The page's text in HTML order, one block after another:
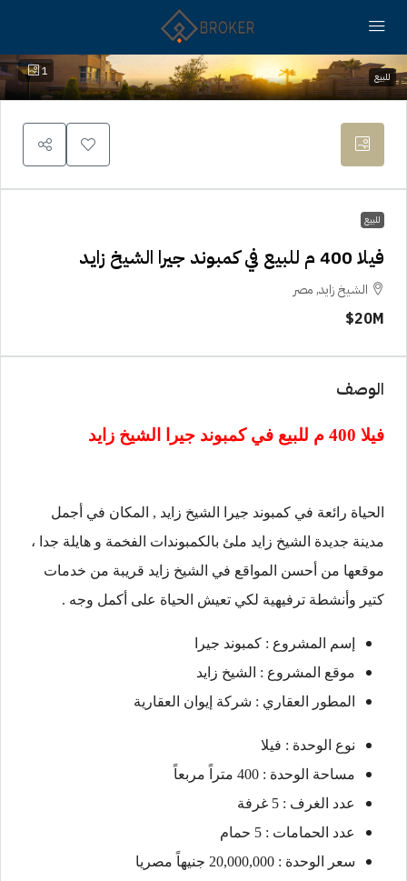
1 للبيع
للبيع
فيلا 400 م للبيع في كمبوند جيرا الشيخ زايد
الشيخ زايد, مصر
20M$
الوصف
فيلا 400 م للبيع في كمبوند جيرا الشيخ زايد
الحياة رائعة في كمبوند جيرا الشيخ زايد , المكان في أجمل
مدينة جديدة الشيخ زايد ملئ بالكمبوندات الفخمة و هايلة جدا ،
موقعها من أحسن المواقع في الشيخ زايد قريبة من خدمات
كتير وأنشطة ترفيهية لكي تعيش الحياة على أكمل وجه .
إسم المشروع : كمبوند جيرا
موقع المشروع : الشيخ زايد
المطور العقاري : شركة إيوان العقارية
نوع الوحدة : فيلا
مساحة الوحدة : 400 متراً مربعاً
عدد الغرف : 5 غرفة
عدد الحمامات : 5 حمام
سعر الوحدة : 20,000,000 جنيهاً مصريا